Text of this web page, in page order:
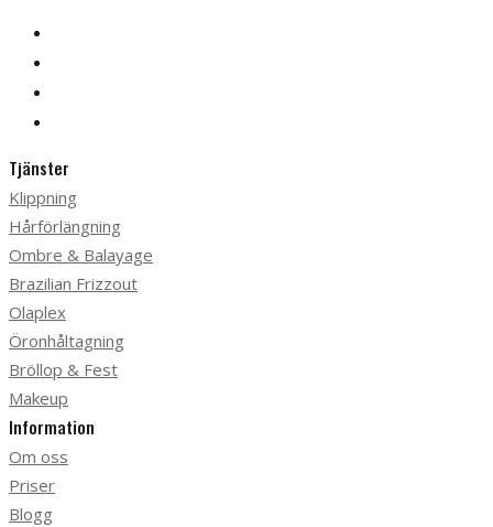
Tjänster
Klippning
Hårförlängning
Ombre & Balayage
Brazilian Frizzout
Olaplex
Öronhåltagning
Bröllop & Fest
Makeup
Information
Om oss
Priser
Blogg